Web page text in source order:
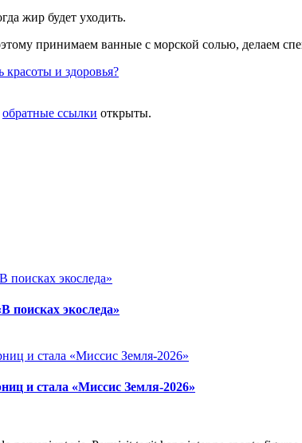
жир будет уходить.
принимаем ванные с морской солью, делаем
красоты и здоровья?
обратные ссылки открыты.
поисках экоследа»
и стала «Миссис Земля-2026»